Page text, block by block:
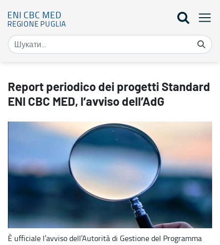
ENI CBC MED
REGIONE PUGLIA
Report periodico dei progetti Standard
ENI CBC MED, l’avviso dell’AdG
È ufficiale l’avviso dell’Autorità di Gestione del Programma